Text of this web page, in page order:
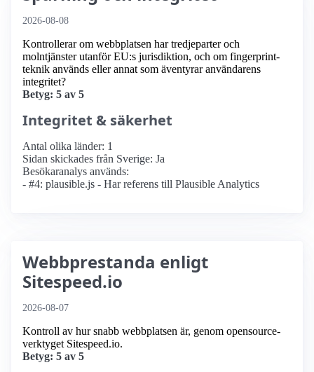
2026-08-08
Kontrollerar om webbplatsen har tredjeparter och
molntjänster utanför EU:s jurisdiktion, och om fingerprint-
teknik används eller annat som äventyrar användarens
integritet?
Betyg: 5 av 5
Integritet & säkerhet
Antal olika länder: 1
Sidan skickades från Sverige: Ja
Besökaranalys används:
- #4: plausible.js - Har referens till Plausible Analytics
Webbprestanda enligt
Sitespeed.io
2026-08-07
Kontroll av hur snabb webbplatsen är, genom opensource-
verktyget Sitespeed.io.
Betyg: 5 av 5